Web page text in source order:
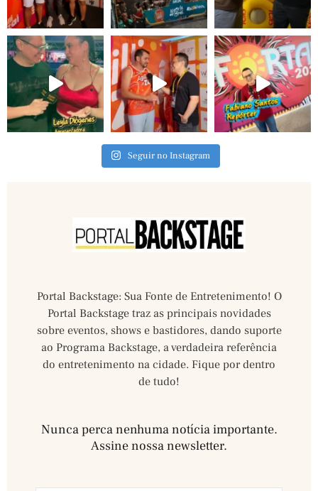
Seguir no Instagram
Portal Backstage: Sua Fonte de Entretenimento! O
Portal Backstage traz as principais novidades
sobre eventos, shows e bastidores, dando suporte
ao Programa Backstage, a verdadeira referência
do entretenimento na cidade. Fique por dentro
de tudo!
Nunca perca nenhuma notícia importante.
Assine nossa newsletter.​